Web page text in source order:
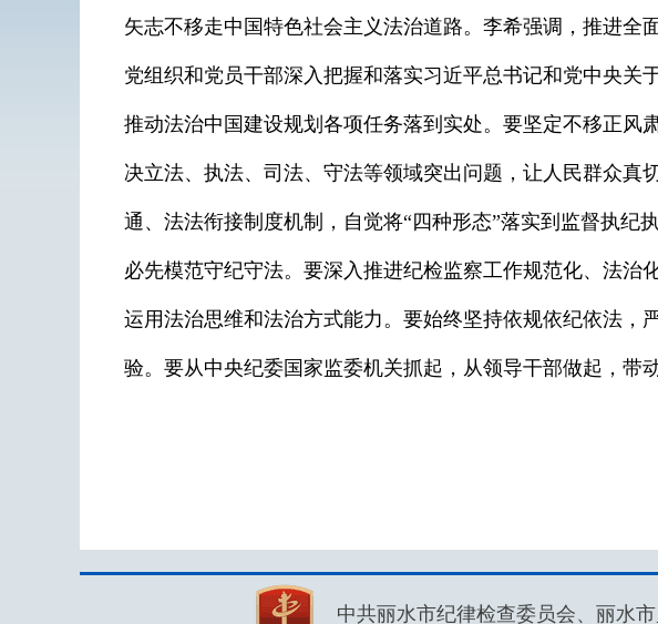
矢志不移走中国特色社会主义法治道路。李希强调，推进
党组织和党员干部深入把握和落实习近平总书记和党中央关
推动法治中国建设规划各项任务落到实处。要坚定不移正
决立法、执法、司法、守法等领域突出问题，让人民群众
通、法法衔接制度机制，自觉将“四种形态”落实到监督执
必先模范守纪守法。要深入推进纪检监察工作规范化、法
运用法治思维和法治方式能力。要始终坚持依规依纪依法
验。要从中央纪委国家监委机关抓起，从领导干部做起，带
中共丽水市纪律检查委员会、丽水